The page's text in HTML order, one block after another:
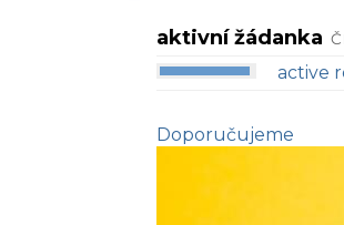
aktivní žádanka
active
Doporučujeme